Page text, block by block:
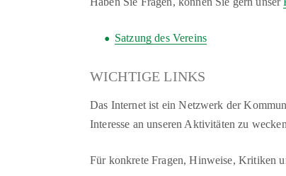
Satzung des Vereins
WICHTIGE LINKS
Das Internet ist ein Netzwerk der
Interesse an unseren Aktivitäten zu
Für konkrete Fragen, Hinweise, Kritiken